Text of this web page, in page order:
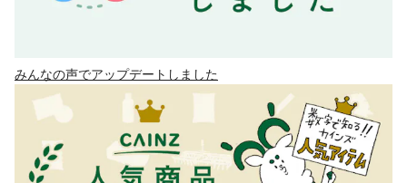
みんなの声でアップデートしました